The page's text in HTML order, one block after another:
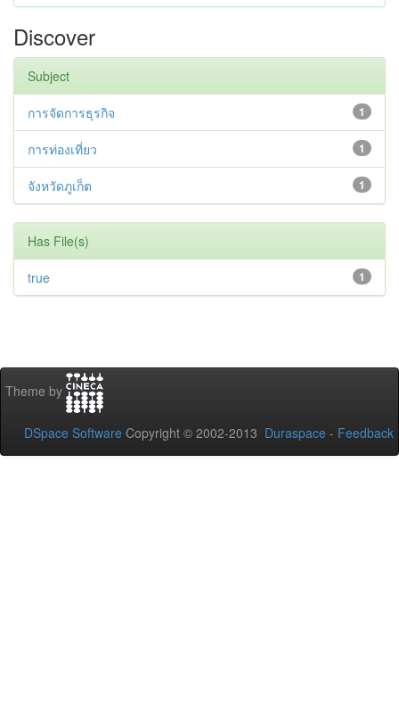
Discover
Subject
1
การจัดการธุรกิจ
1
การท่องเที่ยว
1
จังหวัดภูเก็ต
Has File(s)
1
true
Theme by
DSpace Software Copyright © 2002-2013 Duraspace - Feedback